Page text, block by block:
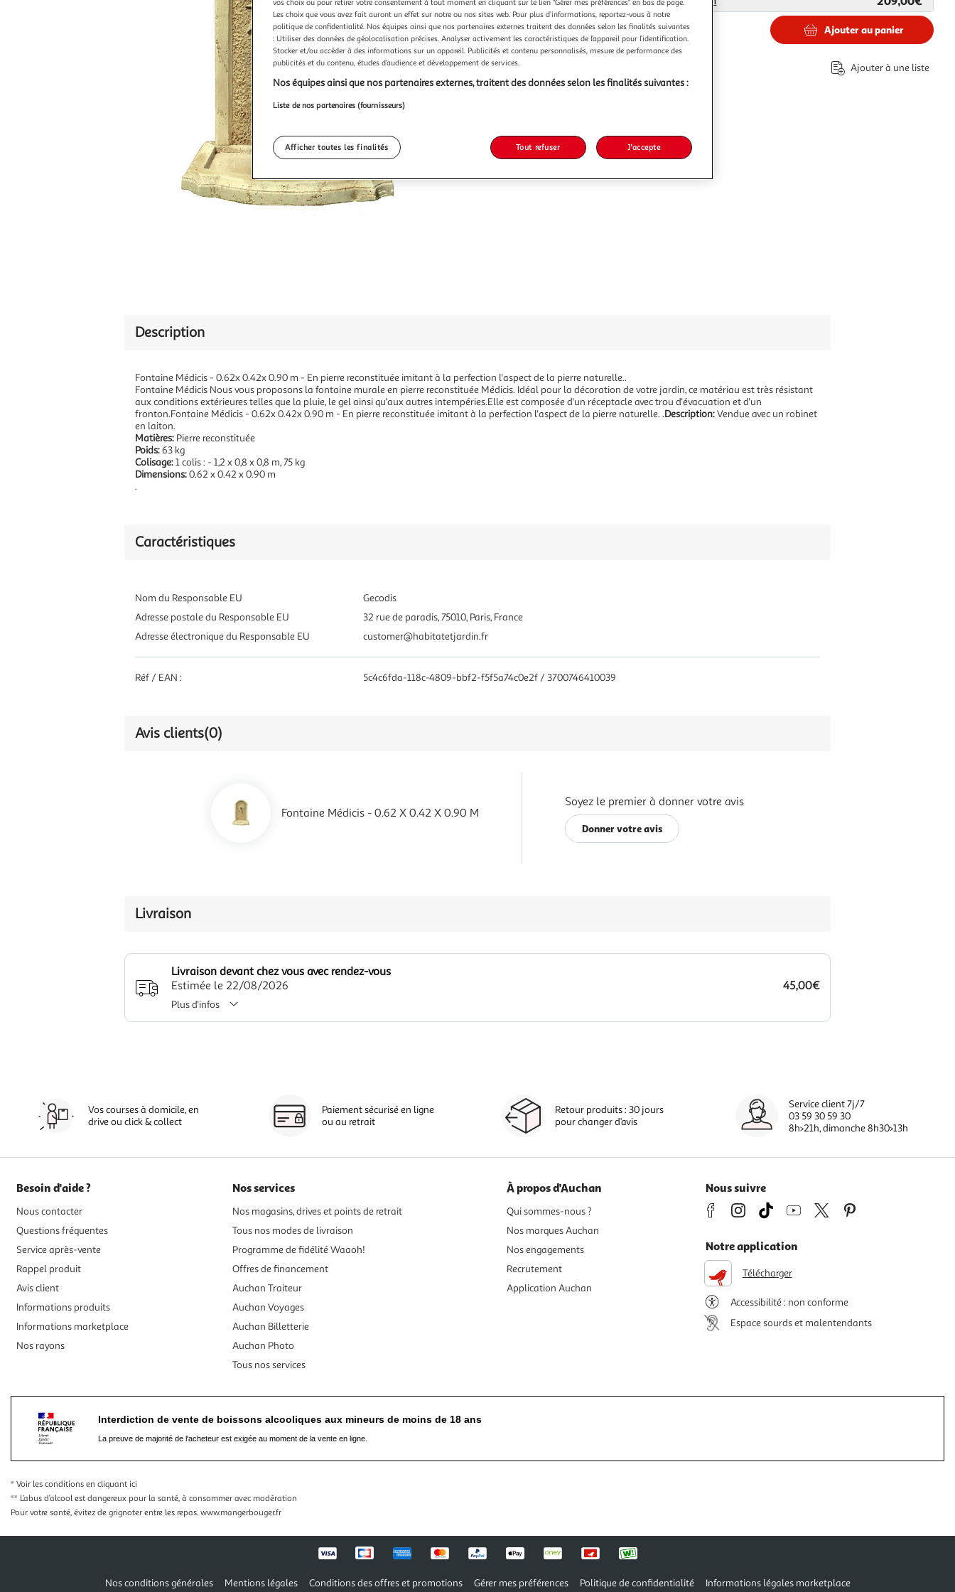
209,00€
Ajouter au panier
Ajouter à une liste
Description
Fontaine Médicis - 0.62x 0.42x 0.90 m - En pierre reconstituée imitant à la perfection l'aspect de la pierre naturelle..
Fontaine Médicis Nous vous proposons la fontaine murale en pierre reconstituée Médicis. Idéal pour la décoration de votre jardin, ce matériau est très résistant
aux conditions extérieures telles que la pluie, le gel ainsi qu'aux autres intempéries.Elle est composée d'un réceptacle avec trou d'évacuation et d'un
fronton.Fontaine Médicis - 0.62x 0.42x 0.90 m - En pierre reconstituée imitant à la perfection l'aspect de la pierre naturelle. .Description:Vendue avec un robinet
en laiton.
Matières: Pierre reconstituée
Poids:63 kg
Colisage:1 colis : - 1,2 x 0,8 x 0,8 m, 75 kg
Dimensions:0.62 x 0.42 x 0.90 m
.
Caractéristiques
Nom du Responsable EU
Gecodis
Adresse postale du Responsable EU
32 rue de paradis, 75010, Paris, France
Adresse électronique du Responsable EU
customer@habitatetjardin.fr
Réf / EAN : 5c4c6fda-118c-4809-bbf2-f5f5a74c0e2f / 3700746410039
Avis clients(0)
Fontaine Médicis - 0.62 X 0.42 X 0.90 M
Soyez le premier à donner votre avis
Donner votre avis
Livraison
Livraison devant chez vous avec rendez-vous
Estimée le 22/08/2026
45,00€
Plus d'infos
Vos courses à domicile, en
drive ou click & collect
Paiement sécurisé en ligne
ou au retrait
Retour produits : 30 jours
pour changer d’avis
Service client 7j/7
03 59 30 59 30
8h>21h, dimanche 8h30>13h
Besoin d'aide ?
Nous contacter
Questions fréquentes
Service après-vente
Rappel produit
Avis client
Informations produits
Informations marketplace
Nos rayons
Nos services
Nos magasins, drives et points de retrait
Tous nos modes de livraison
Programme de fidélité Waaoh!
Offres de financement
Auchan Traiteur
Auchan Voyages
Auchan Billetterie
Auchan Photo
Tous nos services
À propos d'Auchan
Qui sommes-nous ?
Nos marques Auchan
Nos engagements
Recrutement
Application Auchan
Nous suivre
Notre application
Télécharger
Accessibilité : non conforme
Espace sourds et malentendants
Interdiction de vente de boissons alcooliques aux mineurs de moins de 18 ans
La preuve de majorité de l'acheteur est exigée au moment de la vente en ligne.
* Voir les conditions en cliquant ici
** L’abus d’alcool est dangereux pour la santé, à consommer avec modération
Pour votre santé, évitez de grignoter entre les repas. www.mangerbouger.fr
Nos conditions générales Mentions légales Conditions des offres et promotions Gérer mes préférences Politique de confidentialité Informations légales marketplace
Les choix que vous avez fait auront un effet sur notre ou nos sites web. Pour plus d’informations, reportez-vous à notre
politique de confidentialité. Nos équipes ainsi que nos partenaires externes traitent des données selon les finalités suivantes
: Utiliser des données de géolocalisation précises. Analyser activement les caractéristiques de l’appareil pour l’identification.
Stocker et/ou accéder à des informations sur un appareil. Publicités et contenu personnalisés, mesure de performance des
publicités et du contenu, études d’audience et développement de services.
Nos équipes ainsi que nos partenaires externes, traitent des données selon les finalités suivantes :
Liste de nos partenaires (fournisseurs)
Afficher toutes les finalités Tout refuser J'accepte